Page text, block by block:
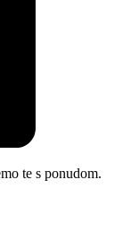
te s ponudom.